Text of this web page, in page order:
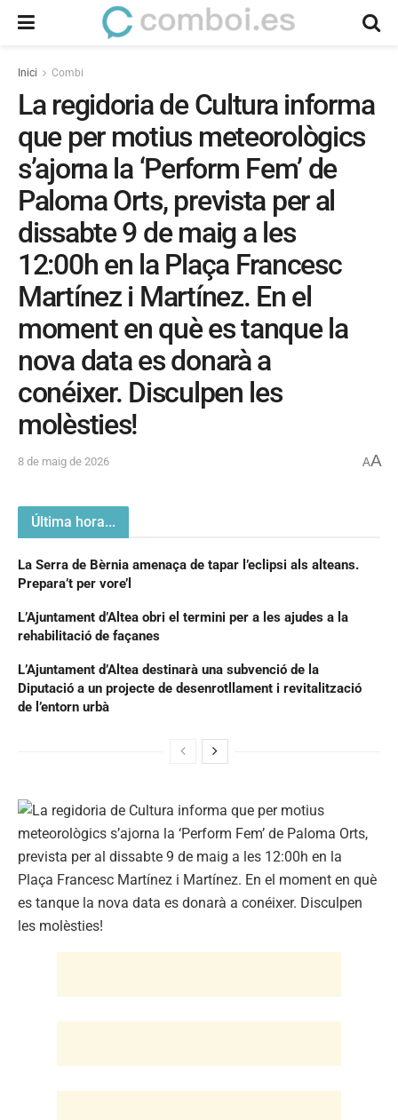
Inici Combi
La regidoria de Cultura informa
que per motius meteorològics
s’ajorna la ‘Perform Fem’ de
Paloma Orts, prevista per al
dissabte 9 de maig a les
12:00h en la Plaça Francesc
Martínez i Martínez. En el
moment en què es tanque la
nova data es donarà a
conéixer. Disculpen les
molèsties!
8 de maig de 2026 AA
Última hora...
La Serra de Bèrnia amenaça de tapar l’eclipsi als alteans.
Prepara’t per vore’l
L’Ajuntament d’Altea obri el termini per a les ajudes a la
rehabilitació de façanes
L’Ajuntament d’Altea destinarà una subvenció de la
Diputació a un projecte de desenrotllament i revitalització
de l’entorn urbà